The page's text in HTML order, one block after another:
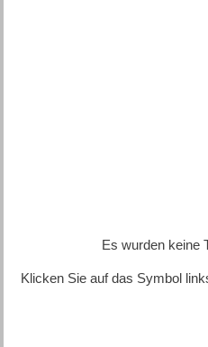
Es wurden keine
Klicken Sie auf das Symbol